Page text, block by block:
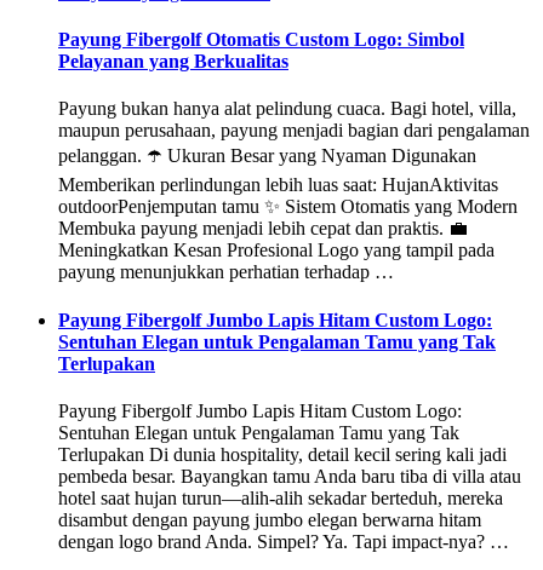
Payung Fibergolf Otomatis Custom Logo: Simbol
Pelayanan yang Berkualitas
Payung bukan hanya alat pelindung cuaca. Bagi hotel, villa,
maupun perusahaan, payung menjadi bagian dari pengalaman
pelanggan. ☂️ Ukuran Besar yang Nyaman Digunakan
Memberikan perlindungan lebih luas saat: HujanAktivitas
outdoorPenjemputan tamu ✨ Sistem Otomatis yang Modern
Membuka payung menjadi lebih cepat dan praktis. 💼
Meningkatkan Kesan Profesional Logo yang tampil pada
payung menunjukkan perhatian terhadap …
Payung Fibergolf Jumbo Lapis Hitam Custom Logo:
Sentuhan Elegan untuk Pengalaman Tamu yang Tak
Terlupakan
Payung Fibergolf Jumbo Lapis Hitam Custom Logo:
Sentuhan Elegan untuk Pengalaman Tamu yang Tak
Terlupakan Di dunia hospitality, detail kecil sering kali jadi
pembeda besar. Bayangkan tamu Anda baru tiba di villa atau
hotel saat hujan turun—alih-alih sekadar berteduh, mereka
disambut dengan payung jumbo elegan berwarna hitam
dengan logo brand Anda. Simpel? Ya. Tapi impact-nya? …